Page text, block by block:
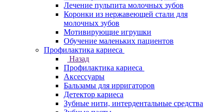
Лечение пульпита молочных зубов
Коронки из нержавеющей стали для
молочных зубов
Мотивирующие игрушки
Обучение маленьких пациентов
Профилактика кариеса
Назад
Профилактика кариеса
Аксессуары
Бальзамы для ирригаторов
Детектор кариеса
Зубные нити, интердентальные средства